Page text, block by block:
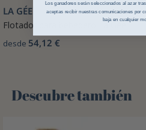
LA GÉE
Flotador para bebedero La Gee
desde 54,12 €
Descubre también 🌻
Los ganadores serán seleccionados al azar
aceptas recibir nuestras comunicaciones por
baja en cualquier